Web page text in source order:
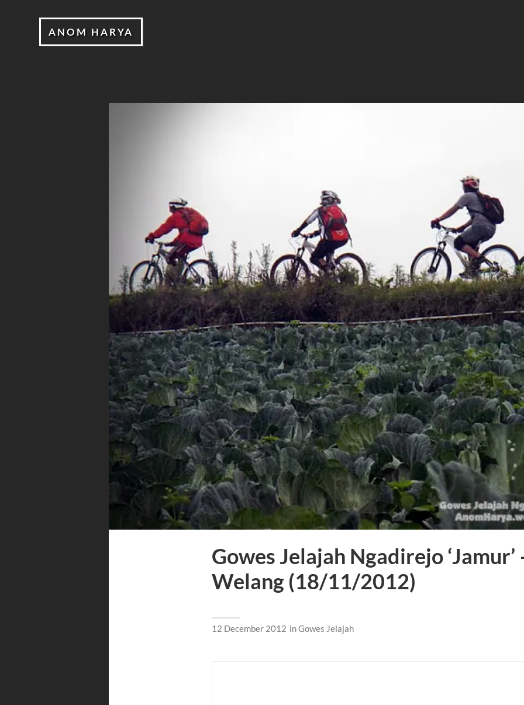
ANOM HARYA
Gowes Jelajah Ngadirejo ‘Jamur’
Welang (18/11/2012)
12 December 2012 inGowes Jelajah